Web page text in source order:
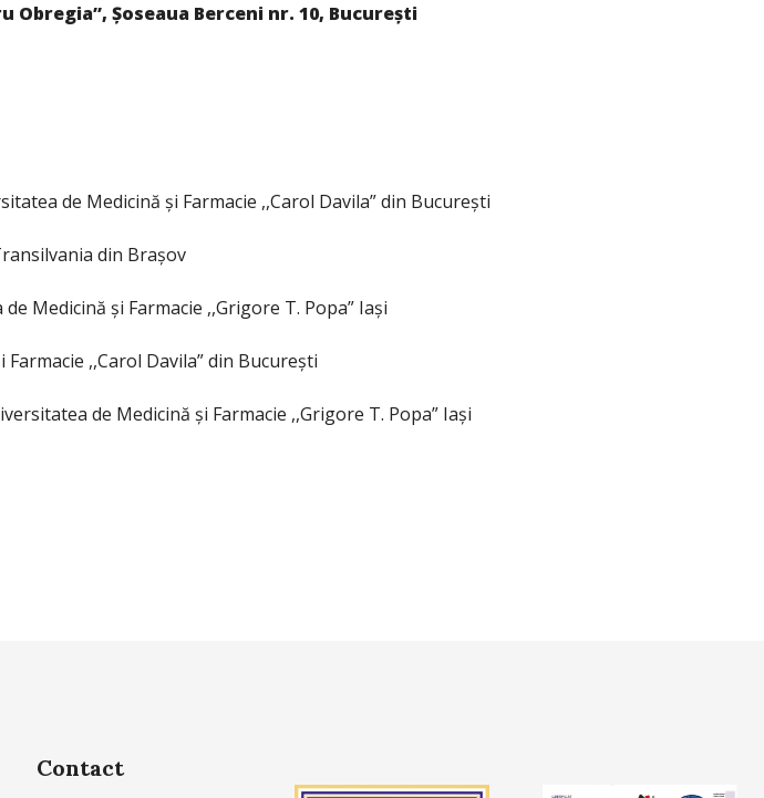
Obregia”, Șoseaua Berceni nr. 10, București
de Medicină şi Farmacie ,,Carol Davila” din Bucureşti
din Brașov
de Medicină şi Farmacie ,,Grigore T. Popa” Iași
Farmacie ,,Carol Davila” din Bucureşti
de Medicină şi Farmacie ,,Grigore T. Popa” Iași
Contact